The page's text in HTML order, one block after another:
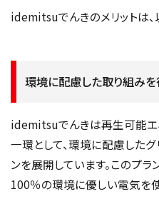
idemitsuでんきのメリットは、
環境に配慮した取り組みを
idemitsuでんきは再生可能エ
一環として、環境に配慮したグ
ンを展開しています。このプ
100％の環境に優しい電気を